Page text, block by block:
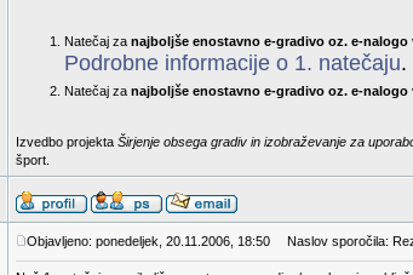
Natečaj za najboljše enostavno e-gradivo oz. e-
Podrobne informacije o 1. natečaju.
Natečaj za najboljše enostavno e-gradivo oz. e-
Izvedbo projekta Širjenje obsega gradiv in izobraževanje za
šport.
Objavljeno: ponedeljek, 20.11.2006, 18:50 Naslov sporočila: